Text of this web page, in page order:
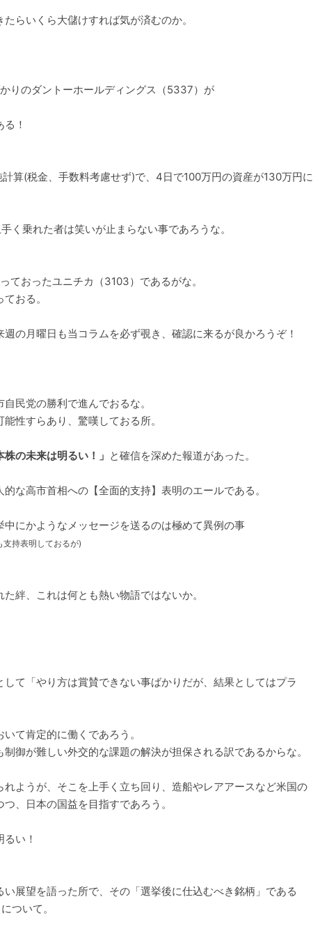
らいくら大儲けすれば気が済むのか。
りのダントーホールディングス（5337）が
！
算(税金、手数料考慮せず)で、4日で100万円の資産が130万円に
く乗れた者は笑いが止まらない事であろうな。
ておったユニチカ（3103）であるがな。
おる。
の月曜日も当コラムを必ず覗き、確認に来るが良かろうぞ！
民党の勝利で進んでおるな。
性すらあり、驚嘆しておる所。
株の未来は明るい！」 と確信を深めた報道があった。
な高市首相への【全面的支持】表明のエールである。
中にかようなメッセージを送るのは極めて異例の事
持表明しておるが)
絆、これは何とも熱い物語ではないか。
して「やり方は賞賛できない事ばかりだが、結果としてはプラ
て肯定的に働くであろう。
御が難しい外交的な課題の解決が担保される訳であるからな。
ようが、そこを上手く立ち回り、造船やレアアースなど米国の
、日本の国益を目指すであろう。
い！
展望を語った所で、その「選挙後に仕込むべき銘柄」である
について。